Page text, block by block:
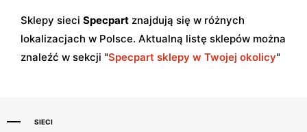
Sklepy sieci Specpart znajdują się w różnych
lokalizacjach w Polsce. Aktualną listę sklepów można
znaleźć w sekcji "Specpart sklepy w Twojej okolicy"
SIECI